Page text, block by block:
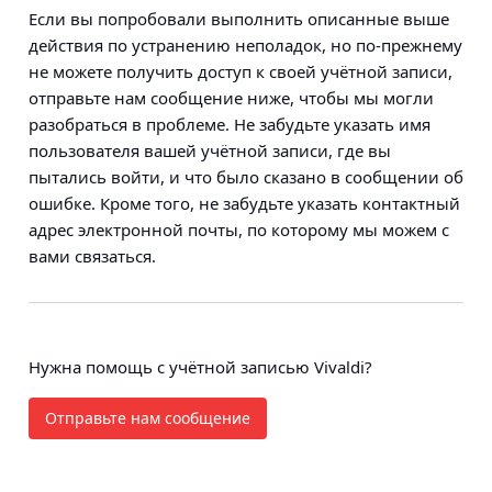
Если вы попробовали выполнить описанные выше
действия по устранению неполадок, но по-прежнему
не можете получить доступ к своей учётной записи,
отправьте нам сообщение ниже, чтобы мы могли
разобраться в проблеме. Не забудьте указать имя
пользователя вашей учётной записи, где вы
пытались войти, и что было сказано в сообщении об
ошибке. Кроме того, не забудьте указать контактный
адрес электронной почты, по которому мы можем с
вами связаться.
Нужна помощь с учётной записью Vivaldi?
Отправьте нам сообщение